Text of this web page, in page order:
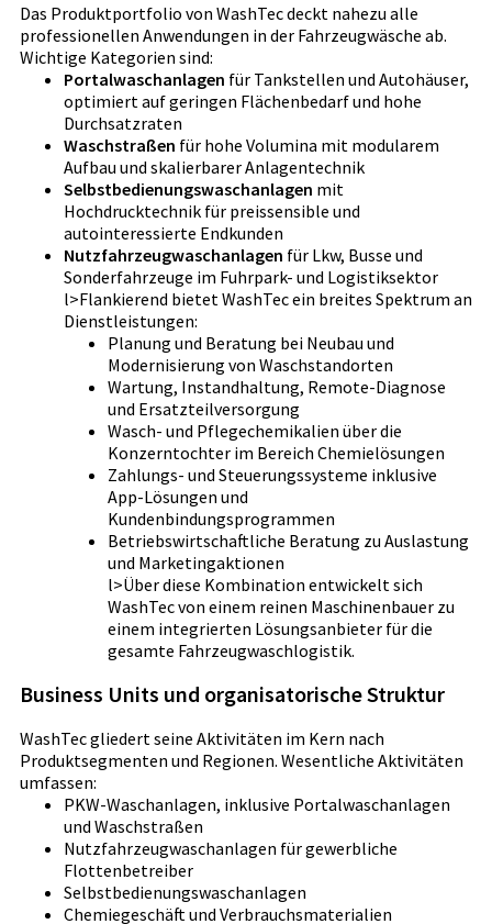
Das Produktportfolio von WashTec deckt nahezu alle
professionellen Anwendungen in der Fahrzeugwäsche ab.
Wichtige Kategorien sind:
Portalwaschanlagen für Tankstellen und Autohäuser,
optimiert auf geringen Flächenbedarf und hohe
Durchsatzraten
Waschstraßen für hohe Volumina mit modularem
Aufbau und skalierbarer Anlagentechnik
Selbstbedienungswaschanlagen mit
Hochdrucktechnik für preissensible und
autointeressierte Endkunden
Nutzfahrzeugwaschanlagen für Lkw, Busse und
Sonderfahrzeuge im Fuhrpark- und Logistiksektor
l>Flankierend bietet WashTec ein breites Spektrum an
Dienstleistungen:
Planung und Beratung bei Neubau und
Modernisierung von Waschstandorten
Wartung, Instandhaltung, Remote-Diagnose
und Ersatzteilversorgung
Wasch- und Pflegechemikalien über die
Konzerntochter im Bereich Chemielösungen
Zahlungs- und Steuerungssysteme inklusive
App-Lösungen und
Kundenbindungsprogrammen
Betriebswirtschaftliche Beratung zu Auslastung
und Marketingaktionen
l>Über diese Kombination entwickelt sich
WashTec von einem reinen Maschinenbauer zu
einem integrierten Lösungsanbieter für die
gesamte Fahrzeugwaschlogistik.
Business Units und organisatorische Struktur
WashTec gliedert seine Aktivitäten im Kern nach
Produktsegmenten und Regionen. Wesentliche Aktivitäten
umfassen:
PKW-Waschanlagen, inklusive Portalwaschanlagen
und Waschstraßen
Nutzfahrzeugwaschanlagen für gewerbliche
Flottenbetreiber
Selbstbedienungswaschanlagen
Chemiegeschäft und Verbrauchsmaterialien